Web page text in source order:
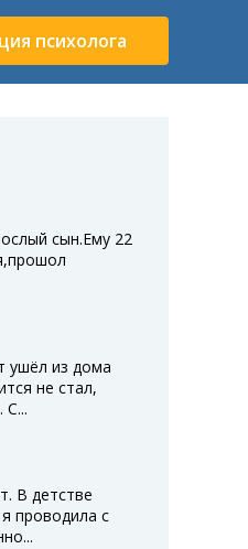
психолога
сын.Ему 22
ушёл из дома
не стал,
С...
В детстве
проводила с